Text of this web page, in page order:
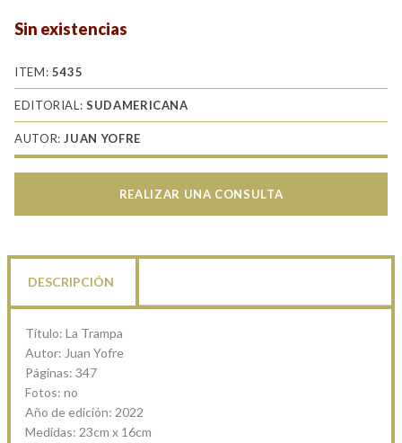
Sin existencias
ITEM: 5435
EDITORIAL:SUDAMERICANA
AUTOR:JUAN YOFRE
REALIZAR UNA CONSULTA
DESCRIPCIÓN
Título: La Trampa
Autor: Juan Yofre
Páginas: 347
Fotos: no
Año de edición: 2022
Medidas: 23cm x 16cm